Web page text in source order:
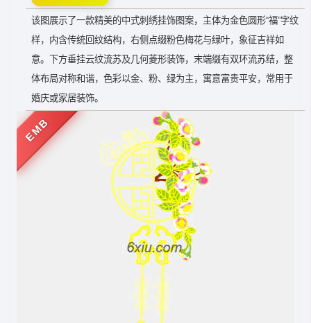
该图展示了一款精美的中式刺绣挂饰图案，主体为金色圆形“福”字纹
样，内含传统回纹结构，右侧点缀粉色梅花与绿叶，象征吉祥如
意。下方垂挂云纹流苏及几何菱形装饰，末端缀有双环流苏结，整
体布局对称和谐，色彩以金、粉、绿为主，寓意富贵平安，常用于
婚庆或家居装饰。
EMB